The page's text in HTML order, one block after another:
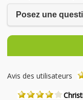
Posez une
Avis des utilisateurs